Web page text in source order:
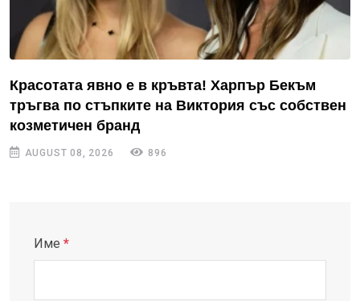
Красотата явно е в кръвта! Харпър Бекъм
тръгва по стъпките на Виктория със собствен
козметичен бранд
AUGUST 08, 2026 896
Име *